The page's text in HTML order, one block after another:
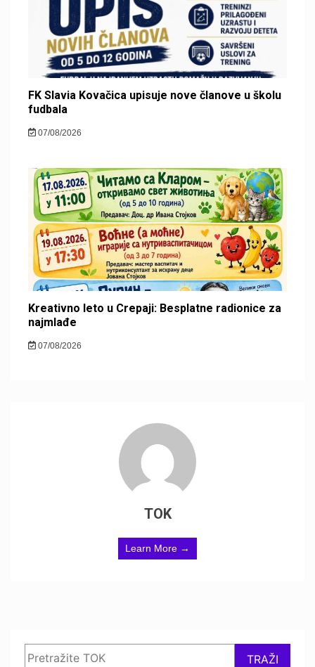
FK Slavia Kovačica upisuje nove članove u školu
fudbala
07/08/2026
Kreativno leto u Crepaji: Besplatne radionice za
najmlađe
07/08/2026
TOK
Learn More →
TRAŽI